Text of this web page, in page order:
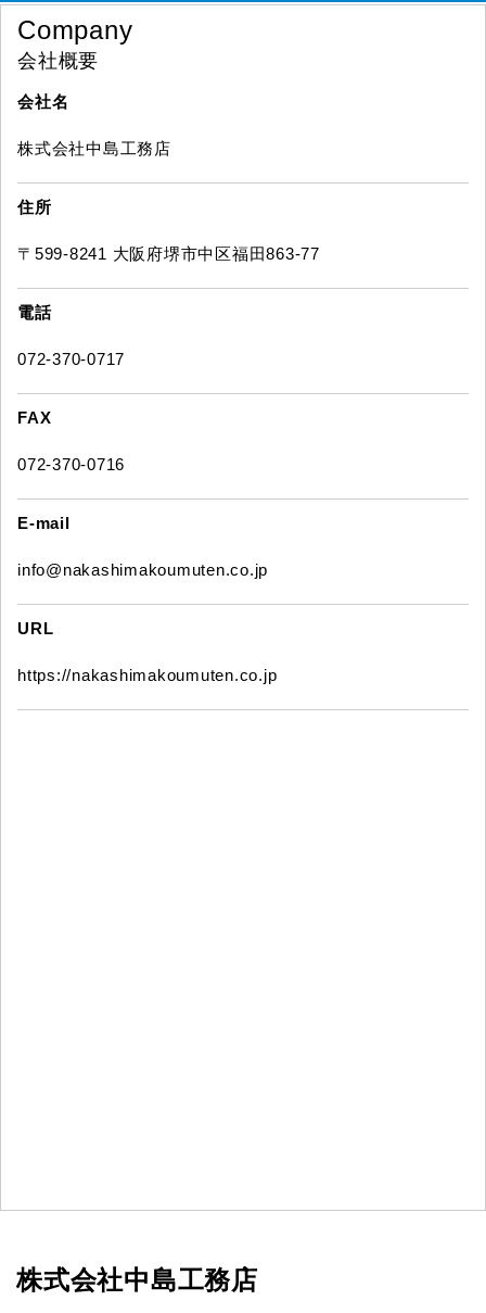
Company
会社概要
会社名
株式会社中島工務店
住所
〒599-8241 大阪府堺市中区福田863-77
電話
072-370-0717
FAX
072-370-0716
E-mail
info@nakashimakoumuten.co.jp
URL
https://nakashimakoumuten.co.jp
株式会社中島工務店